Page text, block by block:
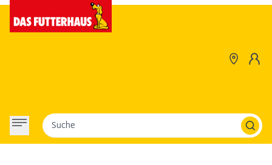
Suche